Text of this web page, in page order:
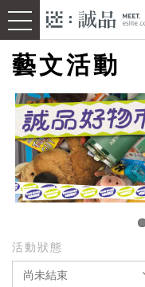
藝文活動
活動狀態
尚未結束